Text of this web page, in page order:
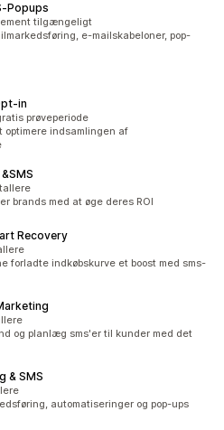
tilgængeligt
e-mailskabeloner, pop-
prøveperiode
indsamlingen af
brands med at øge deres ROI
Recovery
forladte indkøbskurve et boost med sms-
og planlæg sms'er til kunder med det
& SMS
automatiseringer og pop-ups